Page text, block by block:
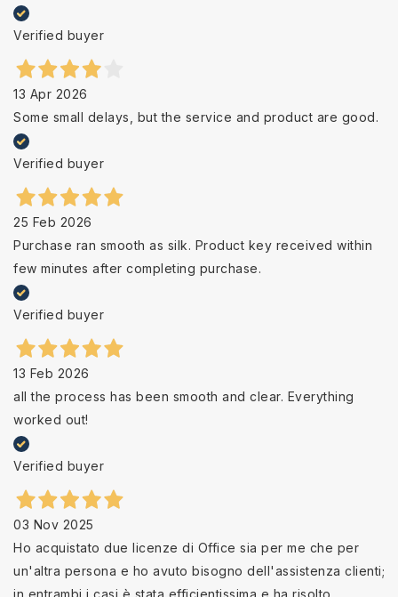
Verified buyer
13 Apr 2026
Some small delays, but the service and product are good.
Verified buyer
25 Feb 2026
Purchase ran smooth as silk. Product key received within
few minutes after completing purchase.
Verified buyer
13 Feb 2026
all the process has been smooth and clear. Everything
worked out!
Verified buyer
03 Nov 2025
Ho acquistato due licenze di Office sia per me che per
un'altra persona e ho avuto bisogno dell'assistenza clienti;
in entrambi i casi è stata efficientissima e ha risolto